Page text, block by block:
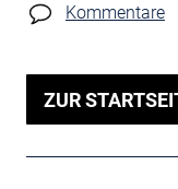
Kommentare
ZUR